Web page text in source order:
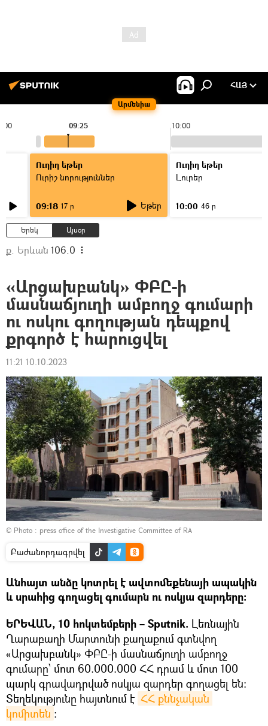
Արմենիա
ՀԱՅ
10:00
09:25
Ուղիղ եթեր
Ուրիշ նորություններ
09:18 17 ր Եթեր
Ուղիղ եթեր
Լուրեր
10:00 46 ր
Երեկ Այսօր
ք. Երևան 106.0
«Արցախբանկ» ՓԲԸ-ի
մասնաճյուղի ամբողջ գումարի
ու ոսկու գողության դեպքով
քրգործ է հարուցվել
11:21 10.10.2023
© Photo : press office of the Investigative Committee of RA
Բաժանորդագրվել
Անհայտ անձը կոտրել է ավտոմեքենայի ապակին
և սրահից գողացել գումարն ու ոսկյա զարդերը։
ԵՐԵՎԱՆ, 10 հոկտեմբերի – Sputnik. Լեռնային
Ղարաբաղի Մարտունի քաղաքում գտնվող
«Արցախբանկ» ՓԲԸ-ի մասնաճյուղի ամբողջ
գումարը՝ մոտ 60.000.000 ՀՀ դրամ և մոտ 100
պարկ գրավադրված ոսկյա զարդեր գողացել են։
Տեղեկությունը հայտնում է ՀՀ քննչական
կոմիտեն ։